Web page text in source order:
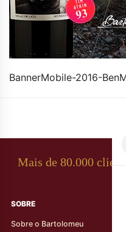
BannerMobile-2016-
Mais de 80.000
SOBRE
Sobre o Bartolomeu